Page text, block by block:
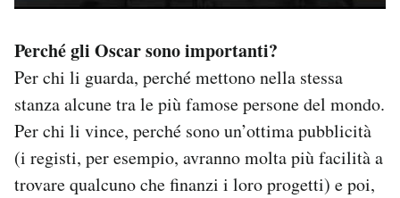
Perché gli Oscar sono importanti?
Per chi li guarda, perché mettono nella stessa
stanza alcune tra le più famose persone del mondo.
Per chi li vince, perché sono un’ottima pubblicità
(i registi, per esempio, avranno molta più facilità a
trovare qualcuno che finanzi i loro progetti) e poi,